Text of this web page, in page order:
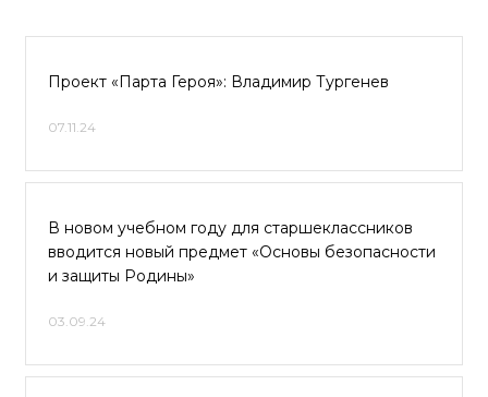
Проект «Парта Героя»: Владимир Тургенев
07.11.24
В новом учебном году для старшеклассников
вводится новый предмет «Основы безопасности
и защиты Родины»
03.09.24